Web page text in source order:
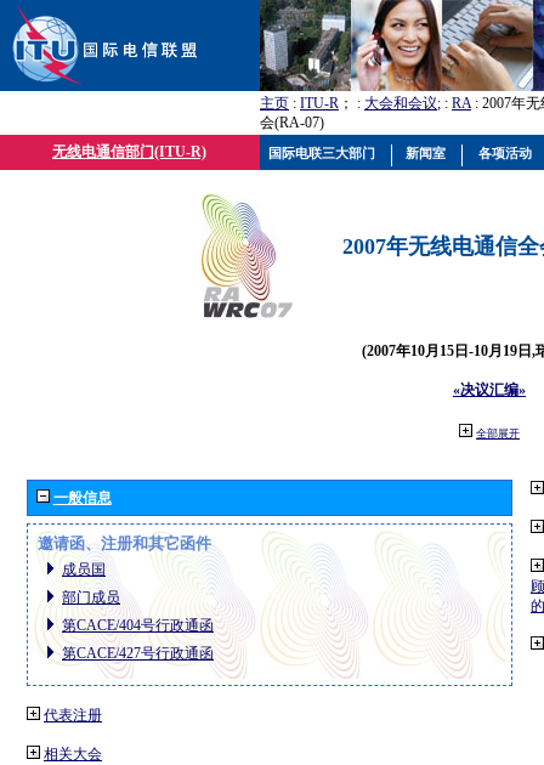
主页 : ITU-R ； : 大会和会议; : RA: 2007年
会(RA-07)
无线电通信部门(ITU-R)
2007年无线电通信
(2007年10月15日-10月19日,
«决议汇编»
全部展开
一般信息
邀请函、注册和其它函件
成员国
部门成员
第CACE/404号行政通函
第CACE/427号行政通函
代表注册
相关大会
国际电联三大部门 新闻室 各项活动